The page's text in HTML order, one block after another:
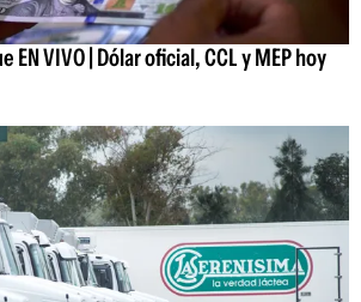
EN VIVO | Dólar oficial, CCL y MEP hoy